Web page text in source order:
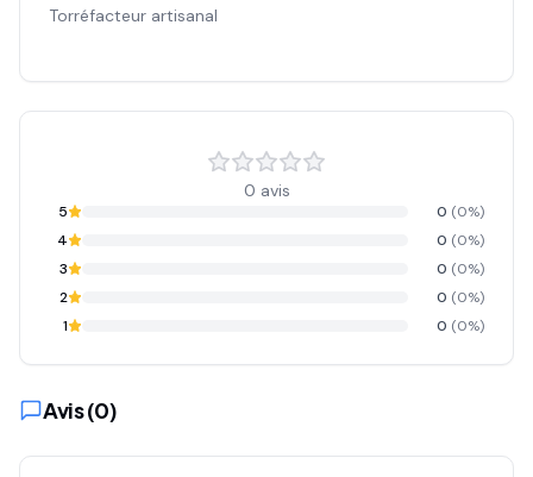
Torréfacteur artisanal
0 avis
5 0 (0%)
4
0 (0%)
3
0 (0%)
2
0 (0%)
1
0 (0%)
Avis (0)